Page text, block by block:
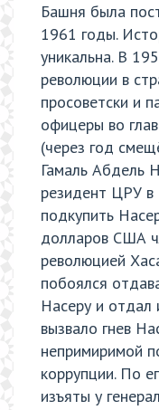
Башня была
1961 годы.
уникальна. В
революции в
просоветски и
офицеры во
(через год
Гамаль Абдель
резидент ЦРУ в
подкупить
долларов США
революцией
побоялся
Насеру и отдал
вызвало гнев
непримиримой
коррупции. По
изъяты у